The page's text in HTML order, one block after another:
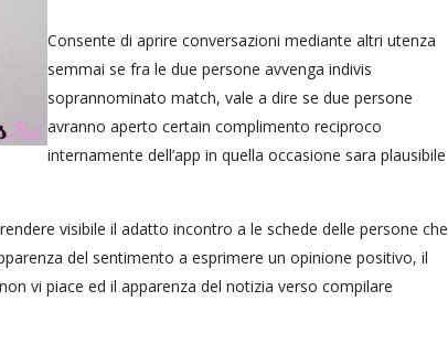
Consente di aprire conversazioni mediante altri utenza
semmai se fra le due persone avvenga indivis
soprannominato match, vale a dire se due persone
avranno aperto certain complimento reciproco
internamente dell’app in quella occasione sara plausibile
visibile il adatto incontro a le schede delle persone che
del sentimento a esprimere un opinione positivo, il
vi piace ed il apparenza del notizia verso compilare